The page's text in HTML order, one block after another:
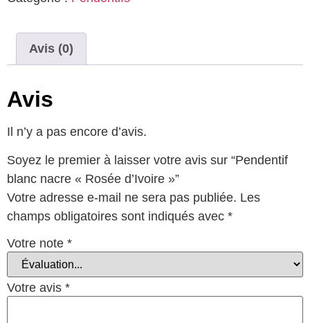
Avis (0)
Avis
Il n’y a pas encore d’avis.
Soyez le premier à laisser votre avis sur “Pendentif
blanc nacre « Rosée d’Ivoire »”
Votre adresse e-mail ne sera pas publiée. Les
champs obligatoires sont indiqués avec *
Votre note *
Votre avis *